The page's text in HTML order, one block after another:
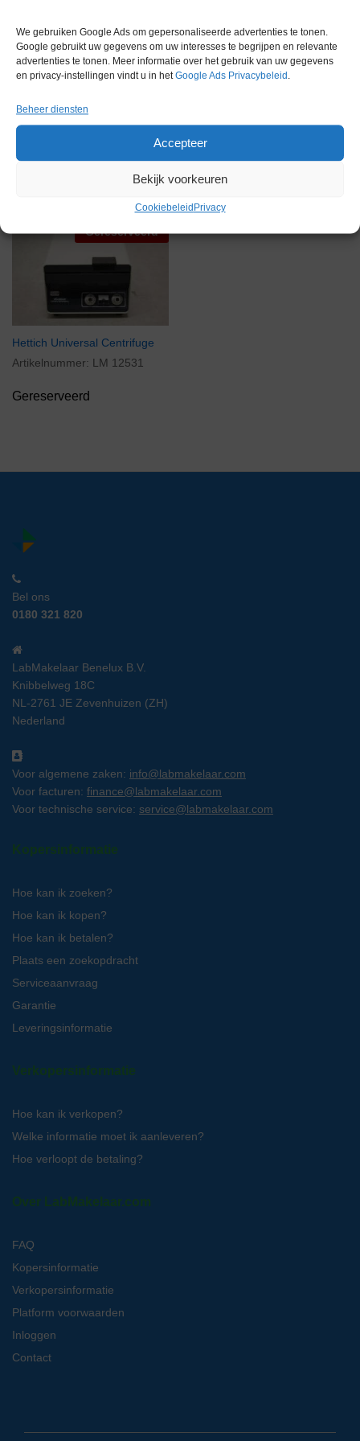
We gebruiken Google Ads om gepersonaliseerde advertenties te tonen.
Google gebruikt uw gegevens om uw interesses te begrijpen en relevante
advertenties te tonen. Meer informatie over het gebruik van uw gegevens
en privacy-instellingen vindt u in hetGoogle Ads Privacybeleid .
Beheer diensten
Accepteer
Bekijk voorkeuren
Cookiebeleid Privacy
Gewicht 0,0 kg
Gerelateerde producten
Gereserveerd
Hettich Universal Centrifuge
Artikelnummer: LM 12531
Gereserveerd
Bel ons
0180 321 820
LabMakelaar Benelux B.V.
Knibbelweg 18C
NL-2761 JE Zevenhuizen (ZH)
Nederland
Voor algemene zaken: info@labmakelaar.com
Voor facturen: finance@labmakelaar.com
Voor technische service: service@labmakelaar.com
Kopersinformatie
Hoe kan ik zoeken?
Hoe kan ik kopen?
Hoe kan ik betalen?
Plaats een zoekopdracht
Serviceaanvraag
Garantie
Leveringsinformatie
Verkopersinformatie
Hoe kan ik verkopen?
Welke informatie moet ik aanleveren?
Hoe verloopt de betaling?
Over LabMakelaar.com
FAQ
Kopersinformatie
Verkopersinformatie
Platform voorwaarden
Inloggen
Contact